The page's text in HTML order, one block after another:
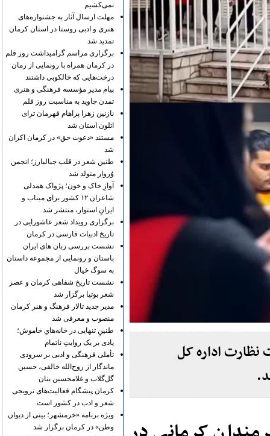
نظارت اداره کل
نمی‌کشیم
مهلت ارسال آثار به جشنواره‌های
هنری و ادبی روستا در استان کرمان
تمدید شد
برگزاری مراسم گرامیداشت روز قلم
در کرمان همراه با رونمایی از رمان
درخت‌هایی که خالکوبی داشتند
پیام مدیر مؤسسه فرهنگی و هنری
تمدن جاوید به مناسبت روز قلم
نازنین زهرا پراهام قهرمان ترای
اتلون استان شد
مستند «دعوت حق» در کرمان اکران
شد
طنین شعر در قلب جبالبارز؛ انجمن
وُروار متولد شد
آوازِ خاک و خون؛ پژواک همدلی
شاعران ۱۲ کشور برای میناب و
ایرانِ استوار، منتشر شد
برگزاری رویداد شعر عاشورایی در
تاریخ ادبیات فارسی در کرمان
نشست بررسی زبان های ایران
باستان و رونمایی از مجموعه داستان
به سوگ خیال
نشست تاریخ شفاهی کرمان و عصر
شعر بوتیا برگزار شد
مدیر جدید تالار فرهنگ و هنر کرمان
منصوب و معرفی شد
طنینِ تنهایی در خانه‌هایِ خاموش؛
یادی بر یک روایتِ ناتمام
تأملی فرهنگی و ادبی بر سرودی
ماندگار از روح‌الله خالقی، حسین
گل‌گلاب و غلامحسین بنان
کرمان پیشگام فعالیت‌های ترویجی
شعر و ادب در کشور است
ویژه برنامه «خرمشهر؛ بیتی از دیوان
وطن» در کرمان برگزار شد